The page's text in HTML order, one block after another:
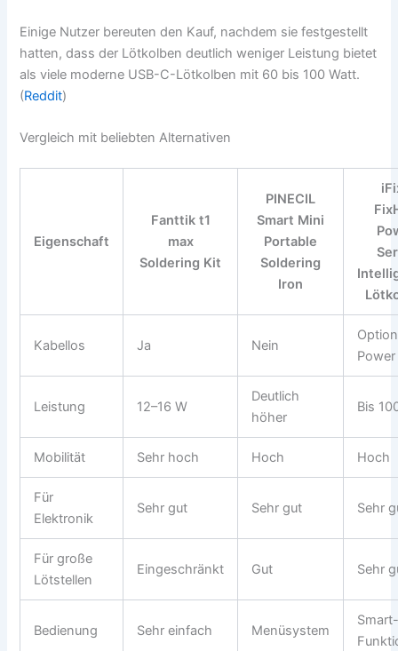
Einige Nutzer bereuten den Kauf, nachdem sie festgestellt
hatten, dass der Lötkolben deutlich weniger Leistung bietet
als viele moderne USB-C-Lötkolben mit 60 bis 100 Watt.
(Reddit)
Vergleich mit beliebten Alternativen
Eigenschaft
Fanttik t1
max
Soldering Kit
PINECIL
Smart Mini
Portable
Soldering
Iron
Kabellos Ja Nein
Leistung 12–16 W
Deutlich
höher
Bis
Mobilität Sehr hoch Hoch Hoch
Für
Elektronik
Sehr gut Sehr gut Sehr
Für große
Lötstellen
Eingeschränkt Gut Sehr
Bedienung Sehr einfach Menüsystem